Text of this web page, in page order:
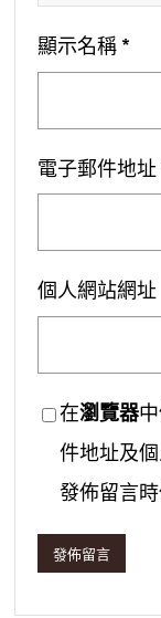
顯示名稱 *
電子郵件地址
個人網站網址
在瀏覽器
件地址及
發佈留言時